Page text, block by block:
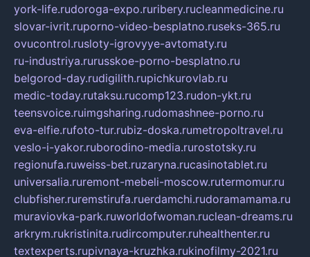
york-life.rudoroga-expo.ruribery.rucleanmedicine.ru
slovar-ivrit.ruporno-video-besplatno.ruseks-365.ru
ovucontrol.rusloty-igrovyye-avtomaty.ru
ru-industriya.rurusskoe-porno-besplatno.ru
belgorod-day.rudigilith.rupichkurovlab.ru
medic-today.rutaksu.rucomp123.rudon-ykt.ru
teensvoice.ruimgsharing.rudomashnee-porno.ru
eva-elfie.rufoto-tur.rubiz-doska.rumetropoltravel.ru
veslo-i-yakor.ruborodino-media.rurostotsky.ru
regionufa.ruweiss-bet.ruzaryna.rucasinotablet.ru
universalia.ruremont-mebeli-moscow.rutermomur.ru
clubfisher.ruremstirufa.ruerdamchi.rudoramamama.ru
muraviovka-park.ruworldofwoman.ruclean-dreams.ru
arkrym.rukristinita.rudircomputer.ruhealthenter.ru
textexperts.rupivnaya-kruzhka.rukinofilmy-2021.ru